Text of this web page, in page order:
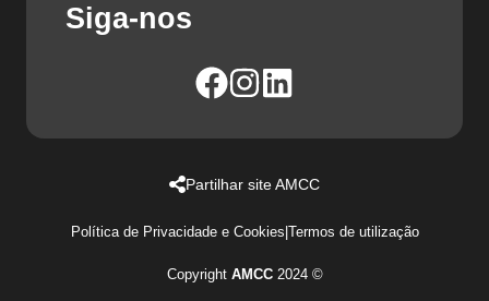
Siga-nos
Partilhar site AMCC
Política de Privacidade e Cookies|Termos de utilização
Copyright AMCC2024 ©